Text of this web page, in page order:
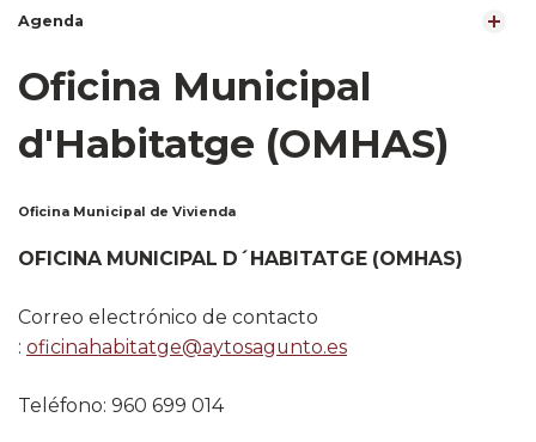
Agenda
Oficina Municipal
d'Habitatge (OMHAS)
Oficina Municipal de Vivienda
OFICINA MUNICIPAL D´HABITATGE (OMHAS)
Correo electrónico de contacto
: oficinahabitatge@aytosagunto.es
Teléfono: 960 699 014